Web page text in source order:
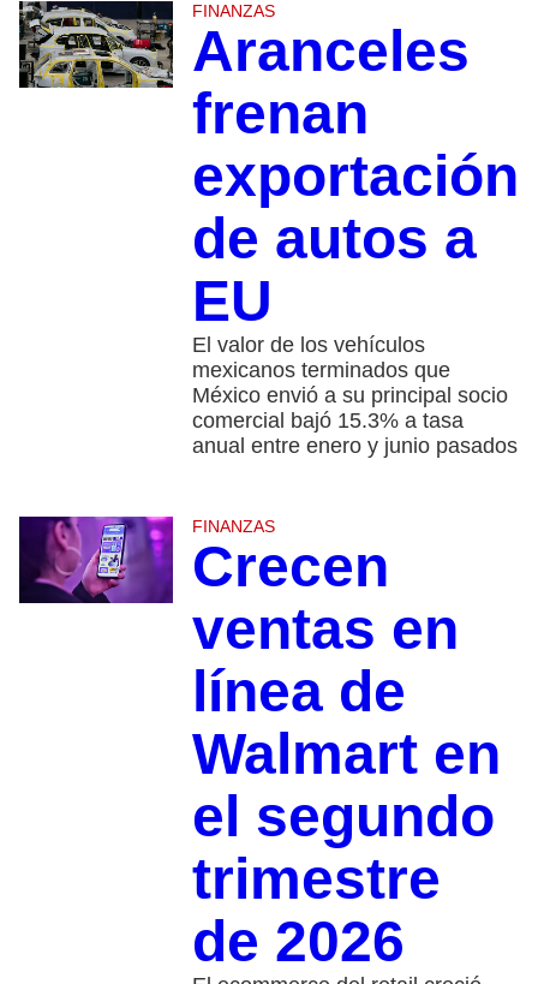
FINANZAS
Aranceles
frenan
exportación
de autos a
EU
El valor de los vehículos
mexicanos terminados que
México envió a su principal socio
comercial bajó 15.3% a tasa
anual entre enero y junio pasados
FINANZAS
Crecen
ventas en
línea de
Walmart en
el segundo
trimestre
de 2026